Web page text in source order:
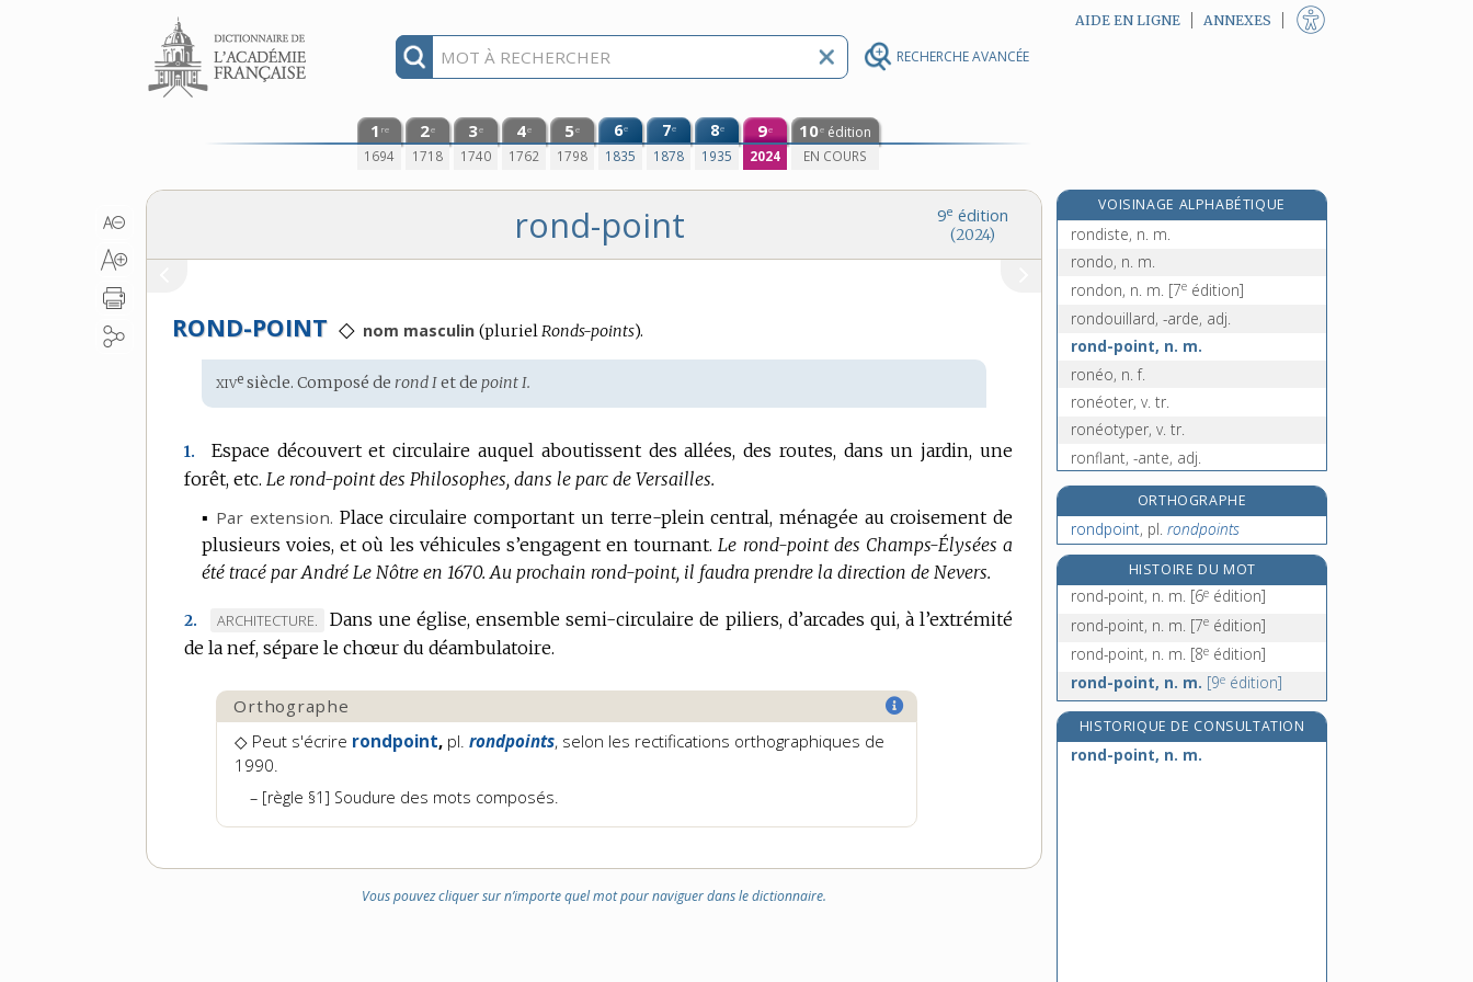
RECHERCHE AVANCÉE
Aller au contenu AIDE EN LIGNE ANNEXES
1 re
1694
2e
1718
3e
1740
4e
1762
5e
1798
6e
1835
7e
1878
8e
1935
9e
2024
10e édition
EN COURS
9e édition
(2024)
rond-point
ROND-POINT ◇ nom masculin (plurielRonds-points).
Étymologie
:
xive siècle. Composé derond Iet depoint I.
1.
Espace découvert et circulaire auquel aboutissent des allées, des routes, dans un jardin, une
forêt, etc. Le rond-point des Philosophes, dans le parc de Versailles.
▪ Par extension. Place circulaire comportant un terre-plein central, ménagée au croisement de
plusieurs voies, et où les véhicules s’engagent en tournant. Le rond-point des Champs-Élysées a
été tracé par André Le Nôtre en 1670. Au prochain rond-point, il faudra prendre la direction de Nevers.
2.
MARQUE
DE
:
ARCHITECTURE.
Dans une église, ensemble semi-circulaire de piliers, d’arcades qui, à l’extrémité
de la nef, sépare le chœur du déambulatoire.
Orthographe
◇ Peut s'écrire rondpoint, pl. rondpoints, selon les rectifications orthographiques de
1990.
[règle §1] Soudure des mots composés.
Vous pouvez cliquer sur n’importe quel mot pour naviguer dans le dictionnaire.
VOISINAGE ALPHABÉTIQUE
rondis, n. m.
rondiste, n. m.
rondo, n. m.
rondon, n. m. [7e édition]
rondouillard, -arde, adj.
rond-point, n. m.
ronéo, n. f.
ronéoter, v. tr.
ronéotyper, v. tr.
ronflant, -ante, adj.
ronflement, n. m.
ronfler, v. intr.
ronfleur, -euse, n.
ronge, n. m.
rongement, n. m.
ORTHOGRAPHE
rondpoint, pl. rondpoints
HISTOIRE DU MOT
rond-point, n. m. [6e édition]
rond-point, n. m. [7e édition]
rond-point, n. m. [8e édition]
rond-point, n. m. [9e édition]
HISTORIQUE DE CONSULTATION
rond-point, n. m.